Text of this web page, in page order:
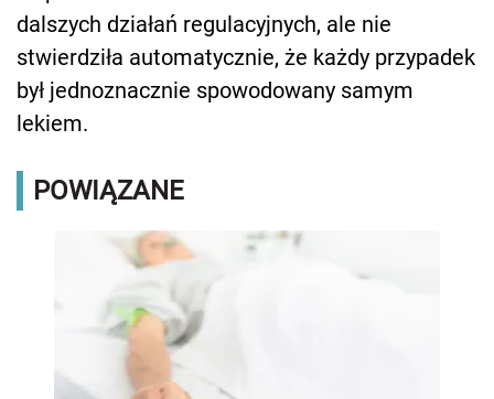
dalszych działań regulacyjnych, ale nie
stwierdziła automatycznie, że każdy przypadek
był jednoznacznie spowodowany samym
lekiem.
POWIĄZANE